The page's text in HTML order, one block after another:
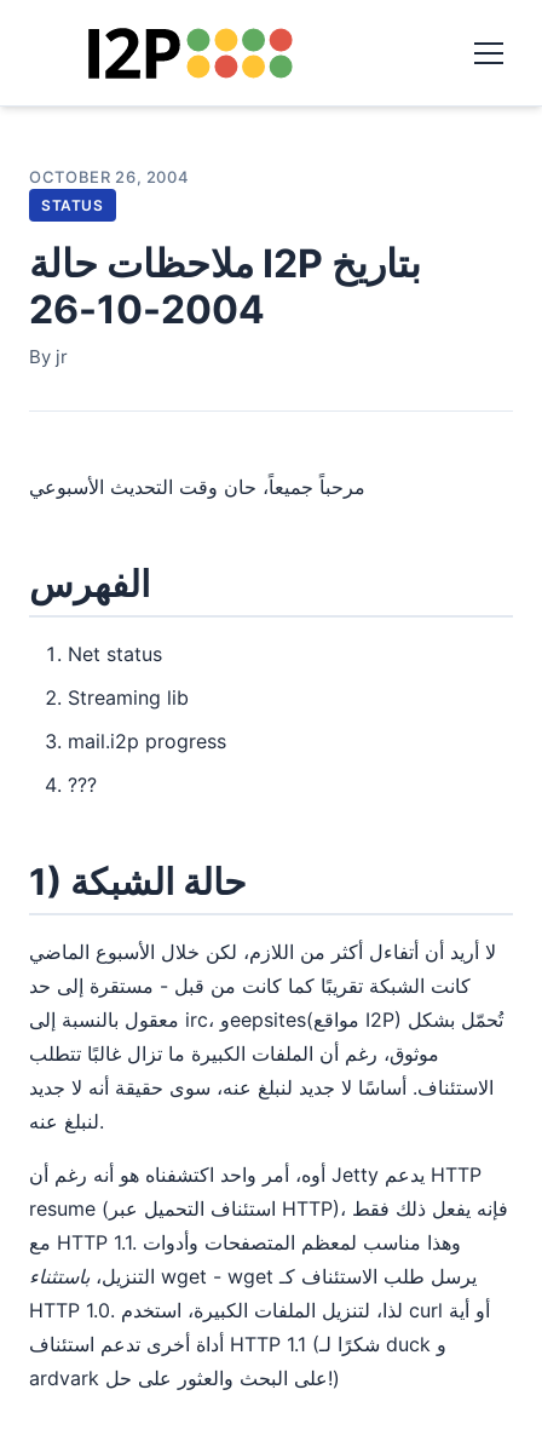
OCTOBER 26, 2004
STATUS
ملاحظات حالة I2P بتاريخ
2004-10-26
By jr
مرحباً جميعاً، حان وقت التحديث الأسبوعي
الفهرس
Net status
Streaming lib
mail.i2p progress
???
1) حالة الشبكة
لا أريد أن أتفاءل أكثر من اللازم، لكن خلال الأسبوع الماضي
كانت الشبكة تقريبًا كما كانت من قبل - مستقرة إلى حد
معقول بالنسبة إلى irc، وeepsites(مواقع I2P) تُحمّل بشكل
موثوق، رغم أن الملفات الكبيرة ما تزال غالبًا تتطلب
الاستئناف. أساسًا لا جديد لنبلغ عنه، سوى حقيقة أنه لا جديد
لنبلغ عنه.
أوه، أمر واحد اكتشفناه هو أنه رغم أن Jetty يدعم HTTP
resume (استئناف التحميل عبر HTTP)، فإنه يفعل ذلك فقط
مع HTTP 1.1. وهذا مناسب لمعظم المتصفحات وأدوات
التنزيل، باستثناء
wget - wget يرسل طلب الاستئناف كـ
HTTP 1.0. لذا، لتنزيل الملفات الكبيرة، استخدم curl أو أية
أداة أخرى تدعم استئناف HTTP 1.1 (شكرًا لـ duck و
ardvark على البحث والعثور على حل!)